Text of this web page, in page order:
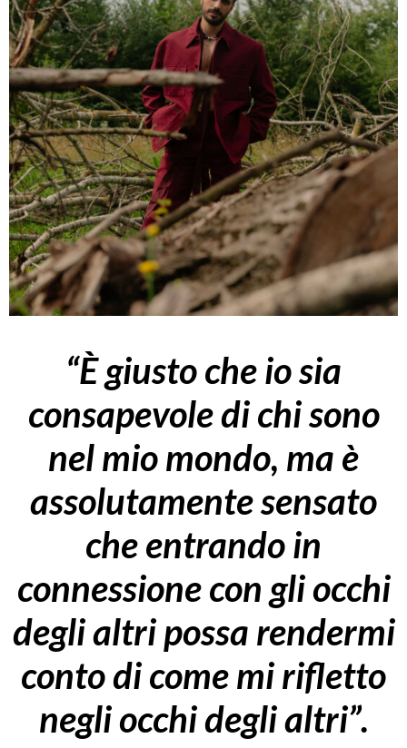
“È giusto che io sia
consapevole di chi sono
nel mio mondo, ma è
assolutamente sensato
che entrando in
connessione con gli occhi
degli altri possa rendermi
conto di come mi rifletto
negli occhi degli altri”.